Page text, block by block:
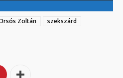
Zoltán
szekszárd